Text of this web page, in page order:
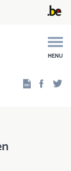
MENU